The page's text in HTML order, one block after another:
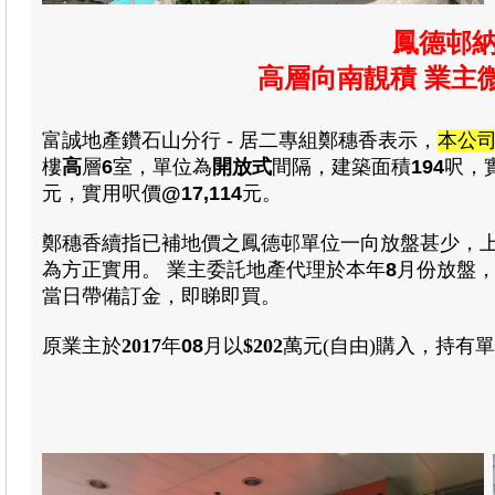
鳳德邨
高層向南靚積 業主
富誠地產鑽石山分行 - 居二專組鄭穗香表示， 本公
樓高層6室，單位為 開放式間隔 ，建築面積194呎，
元， 實用呎價@17,114元。
鄭穗香續指已補地價之鳳德邨單位一向放盤甚少，
為方正實用。 業主委託地產代理於本年8 月份放盤
當日帶備訂金，即睇即買。
原業主於2017年08 月 以$202萬元(自由)購入 ， 持有